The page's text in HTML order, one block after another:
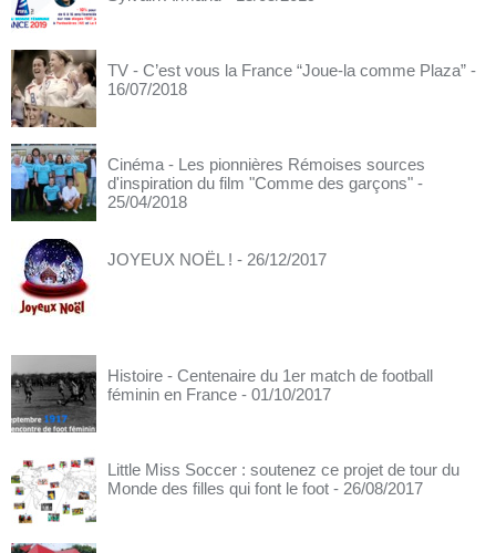
TV - C’est vous la France “Joue-la comme Plaza” -
16/07/2018
Cinéma - Les pionnières Rémoises sources
d'inspiration du film "Comme des garçons" -
25/04/2018
JOYEUX NOËL ! - 26/12/2017
Histoire - Centenaire du 1er match de football
féminin en France - 01/10/2017
Little Miss Soccer : soutenez ce projet de tour du
Monde des filles qui font le foot - 26/08/2017